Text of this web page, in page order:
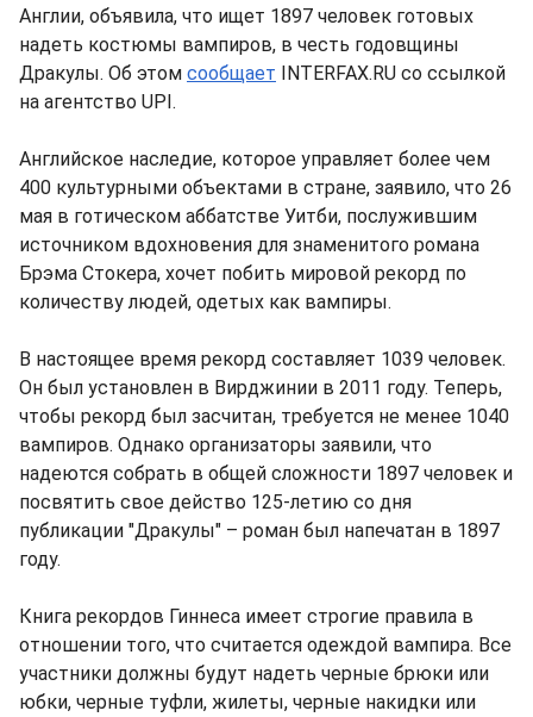
Англии, объявила, что ищет 1897 человек готовых
надеть костюмы вампиров, в честь годовщины
Дракулы. Об этом сообщает INTERFAX.RU со ссылкой
на агентство UPI.
Английское наследие, которое управляет более чем
400 культурными объектами в стране, заявило, что 26
мая в готическом аббатстве Уитби, послужившим
источником вдохновения для знаменитого романа
Брэма Стокера, хочет побить мировой рекорд по
количеству людей, одетых как вампиры.
В настоящее время рекорд составляет 1039 человек.
Он был установлен в Вирджинии в 2011 году. Теперь,
чтобы рекорд был засчитан, требуется не менее 1040
вампиров. Однако организаторы заявили, что
надеются собрать в общей сложности 1897 человек и
посвятить свое действо 125-летию со дня
публикации "Дракулы" – роман был напечатан в 1897
году.
Книга рекордов Гиннеса имеет строгие правила в
отношении того, что считается одеждой вампира. Все
участники должны будут надеть черные брюки или
юбки, черные туфли, жилеты, черные накидки или